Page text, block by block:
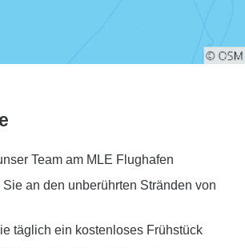
Team am MLE Flughafen
Sie an den unberührten Stränden von
täglich ein kostenloses Frühstück